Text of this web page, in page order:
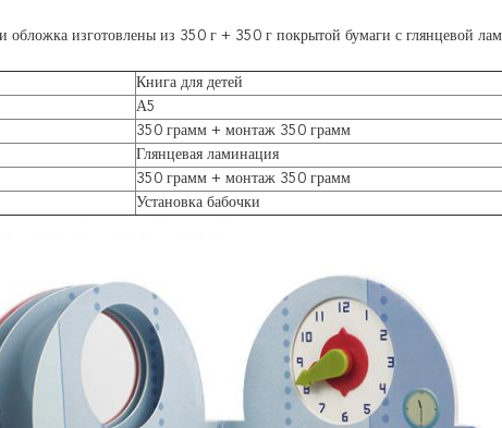
обложка изготовлены из 350 г + 350 г покрытой бумаги с глянцевой
Книга для детей
А5
350 грамм + монтаж 350 грамм
Глянцевая ламинация
350 грамм + монтаж 350 грамм
Установка бабочки